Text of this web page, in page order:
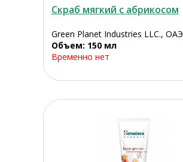
Скраб мягкий с абрикосом
Green Planet Industries LLC., ОАЭ
Объем: 150 мл
Временно нет